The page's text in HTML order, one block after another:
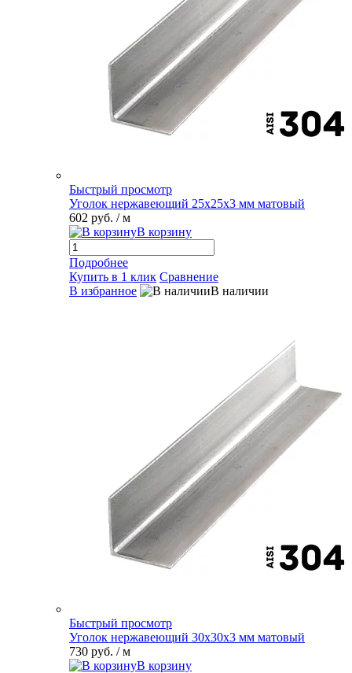
Быстрый просмотр
Уголок нержавеющий 25х25х3 мм матовый
602 руб. / м
В корзину
Подробнее
Купить в 1 клик Сравнение
В избранное
В наличии
Быстрый просмотр
Уголок нержавеющий 30х30х3 мм матовый
730 руб. / м
В корзину